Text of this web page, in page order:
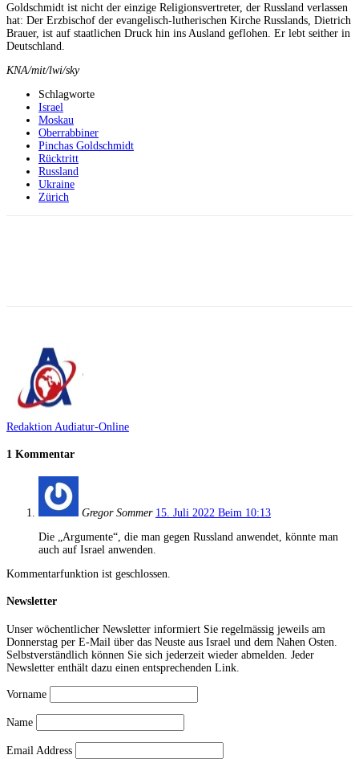
Goldschmidt ist nicht der einzige Religionsvertreter, der Russland verlassen
hat: Der Erzbischof der evangelisch-lutherischen Kirche Russlands, Dietrich
Brauer, ist auf staatlichen Druck hin ins Ausland geflohen. Er lebt seither in
Deutschland.
KNA/mit/lwi/sky
Schlagworte
Israel
Moskau
Oberrabbiner
Pinchas Goldschmidt
Rücktritt
Russland
Ukraine
Zürich
Redaktion Audiatur-Online
1 Kommentar
Gregor Sommer 15. Juli 2022 Beim 10:13
Die „Argumente“, die man gegen Russland anwendet, könnte man
auch auf Israel anwenden.
Kommentarfunktion ist geschlossen.
Newsletter
Unser wöchentlicher Newsletter informiert Sie regelmässig jeweils am
Donnerstag per E-Mail über das Neuste aus Israel und dem Nahen Osten.
Selbstverständlich können Sie sich jederzeit wieder abmelden. Jeder
Newsletter enthält dazu einen entsprechenden Link.
Vorname
Name
Email Address